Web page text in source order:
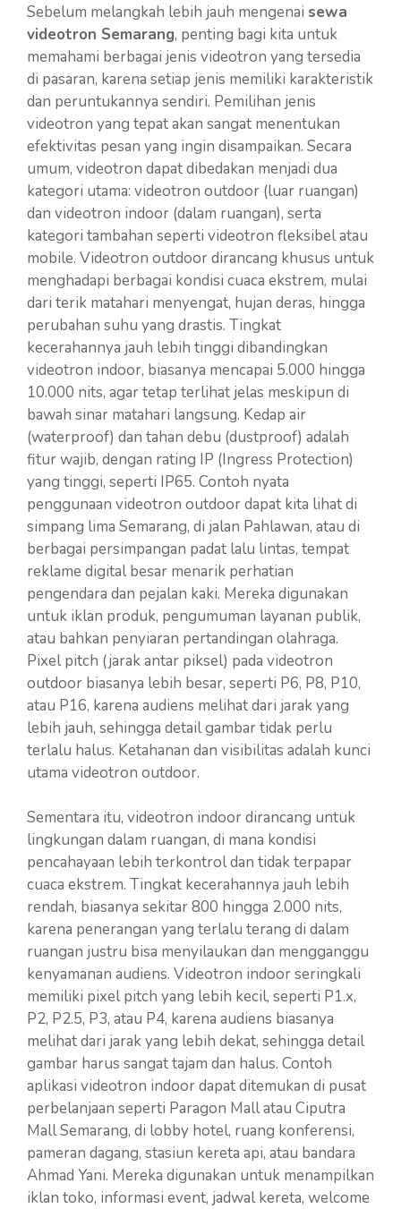
Sebelum melangkah lebih jauh mengenai sewa
videotron Semarang, penting bagi kita untuk
memahami berbagai jenis videotron yang tersedia
di pasaran, karena setiap jenis memiliki karakteristik
dan peruntukannya sendiri. Pemilihan jenis
videotron yang tepat akan sangat menentukan
efektivitas pesan yang ingin disampaikan. Secara
umum, videotron dapat dibedakan menjadi dua
kategori utama: videotron outdoor (luar ruangan)
dan videotron indoor (dalam ruangan), serta
kategori tambahan seperti videotron fleksibel atau
mobile. Videotron outdoor dirancang khusus untuk
menghadapi berbagai kondisi cuaca ekstrem, mulai
dari terik matahari menyengat, hujan deras, hingga
perubahan suhu yang drastis. Tingkat
kecerahannya jauh lebih tinggi dibandingkan
videotron indoor, biasanya mencapai 5.000 hingga
10.000 nits, agar tetap terlihat jelas meskipun di
bawah sinar matahari langsung. Kedap air
(waterproof) dan tahan debu (dustproof) adalah
fitur wajib, dengan rating IP (Ingress Protection)
yang tinggi, seperti IP65. Contoh nyata
penggunaan videotron outdoor dapat kita lihat di
simpang lima Semarang, di jalan Pahlawan, atau di
berbagai persimpangan padat lalu lintas, tempat
reklame digital besar menarik perhatian
pengendara dan pejalan kaki. Mereka digunakan
untuk iklan produk, pengumuman layanan publik,
atau bahkan penyiaran pertandingan olahraga.
Pixel pitch (jarak antar piksel) pada videotron
outdoor biasanya lebih besar, seperti P6, P8, P10,
atau P16, karena audiens melihat dari jarak yang
lebih jauh, sehingga detail gambar tidak perlu
terlalu halus. Ketahanan dan visibilitas adalah kunci
utama videotron outdoor.
Sementara itu, videotron indoor dirancang untuk
lingkungan dalam ruangan, di mana kondisi
pencahayaan lebih terkontrol dan tidak terpapar
cuaca ekstrem. Tingkat kecerahannya jauh lebih
rendah, biasanya sekitar 800 hingga 2.000 nits,
karena penerangan yang terlalu terang di dalam
ruangan justru bisa menyilaukan dan mengganggu
kenyamanan audiens. Videotron indoor seringkali
memiliki pixel pitch yang lebih kecil, seperti P1.x,
P2, P2.5, P3, atau P4, karena audiens biasanya
melihat dari jarak yang lebih dekat, sehingga detail
gambar harus sangat tajam dan halus. Contoh
aplikasi videotron indoor dapat ditemukan di pusat
perbelanjaan seperti Paragon Mall atau Ciputra
Mall Semarang, di lobby hotel, ruang konferensi,
pameran dagang, stasiun kereta api, atau bandara
Ahmad Yani. Mereka digunakan untuk menampilkan
iklan toko, informasi event, jadwal kereta, welcome